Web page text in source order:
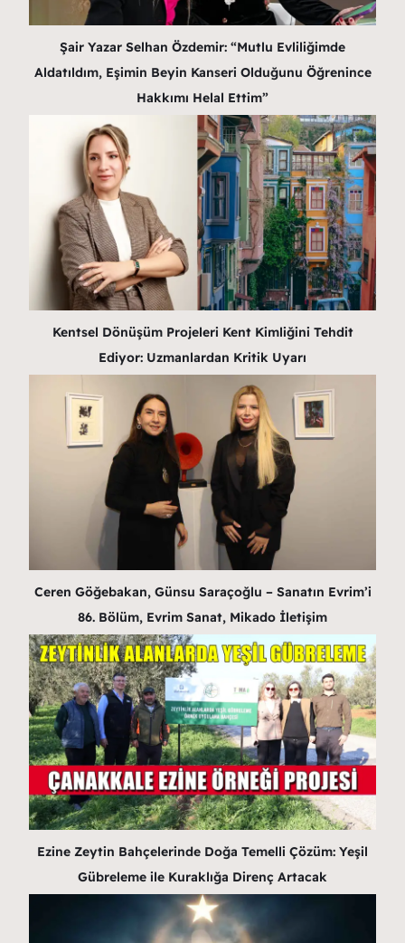
Şair Yazar Selhan Özdemir: “Mutlu Evliliğimde
Aldatıldım, Eşimin Beyin Kanseri Olduğunu Öğrenince
Hakkımı Helal Ettim”
Kentsel Dönüşüm Projeleri Kent Kimliğini Tehdit
Ediyor: Uzmanlardan Kritik Uyarı
Ceren Göğebakan, Günsu Saraçoğlu – Sanatın Evrim’i
86. Bölüm, Evrim Sanat, Mikado İletişim
Ezine Zeytin Bahçelerinde Doğa Temelli Çözüm: Yeşil
Gübreleme ile Kuraklığa Direnç Artacak